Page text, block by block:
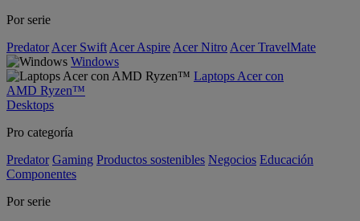
Por serie
Predator Acer Swift Acer Aspire Acer Nitro Acer TravelMate
Windows
Laptops Acer con
AMD Ryzen™
Desktops
Pro categoría
Predator Gaming Productos sostenibles Negocios Educación
Componentes
Por serie